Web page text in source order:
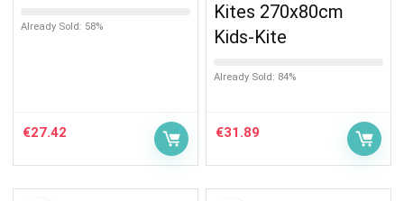
Already Sold: 58%
€27.42
Kites 270x80cm
Kids-Kite
Already Sold: 84%
€31.89